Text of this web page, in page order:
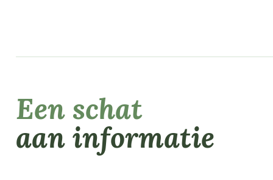
Een schat
aan informatie